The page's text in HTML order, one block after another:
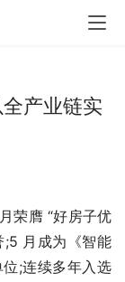
产业链实
荣膺 “好房子优
;5 月成为《智能
;连续多年入选